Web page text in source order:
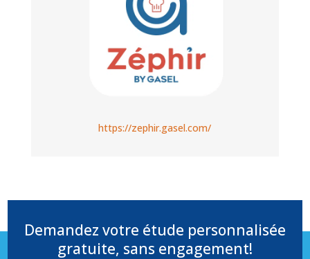
https://zephir.gasel.com/
Demandez votre étude personnalisée
gratuite, sans engagement!